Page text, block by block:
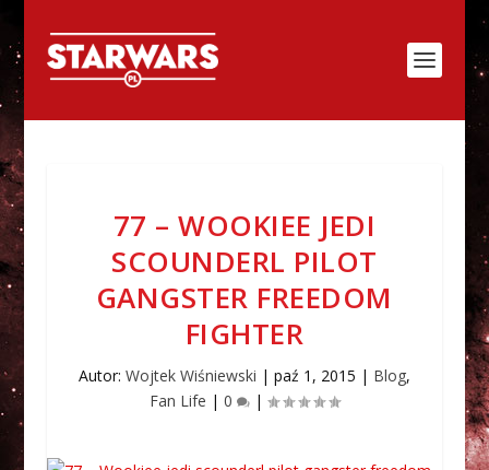
77 – WOOKIEE JEDI
SCOUNDERL PILOT
GANGSTER FREEDOM
FIGHTER
Autor: Wojtek Wiśniewski | paź 1, 2015 | Blog,
Fan Life | 0 |